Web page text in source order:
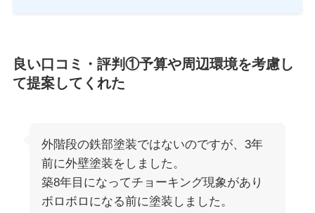
良い口コミ・評判①予算や周辺環境を考慮し
て提案してくれた
外階段の鉄部塗装ではないのですが、3年
前に外壁塗装をしました。
築8年目になってチョーキング現象があり
ボロボロになる前に塗装しました。